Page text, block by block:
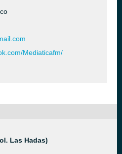
Mediaticafm/
Las Hadas)